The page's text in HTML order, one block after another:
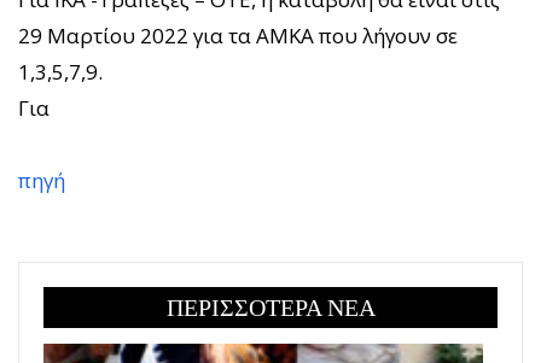
29 Μαρτίου 2022 για τα ΑΜΚΑ που λήγουν σε
1,3,5,7,9.
Για
πηγή
ΠΕΡΙΣΣΟΤΕΡΑ ΝΕΑ